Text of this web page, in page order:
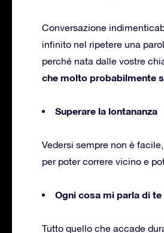
Conversazione
infinito nel ripetere una
perché nata dalle vostre
che molto probabilmente
Superare la lontananza
Vedersi sempre non è
per poter correre vicino e
Ogni cosa mi parla di te
Tutto quello che accade